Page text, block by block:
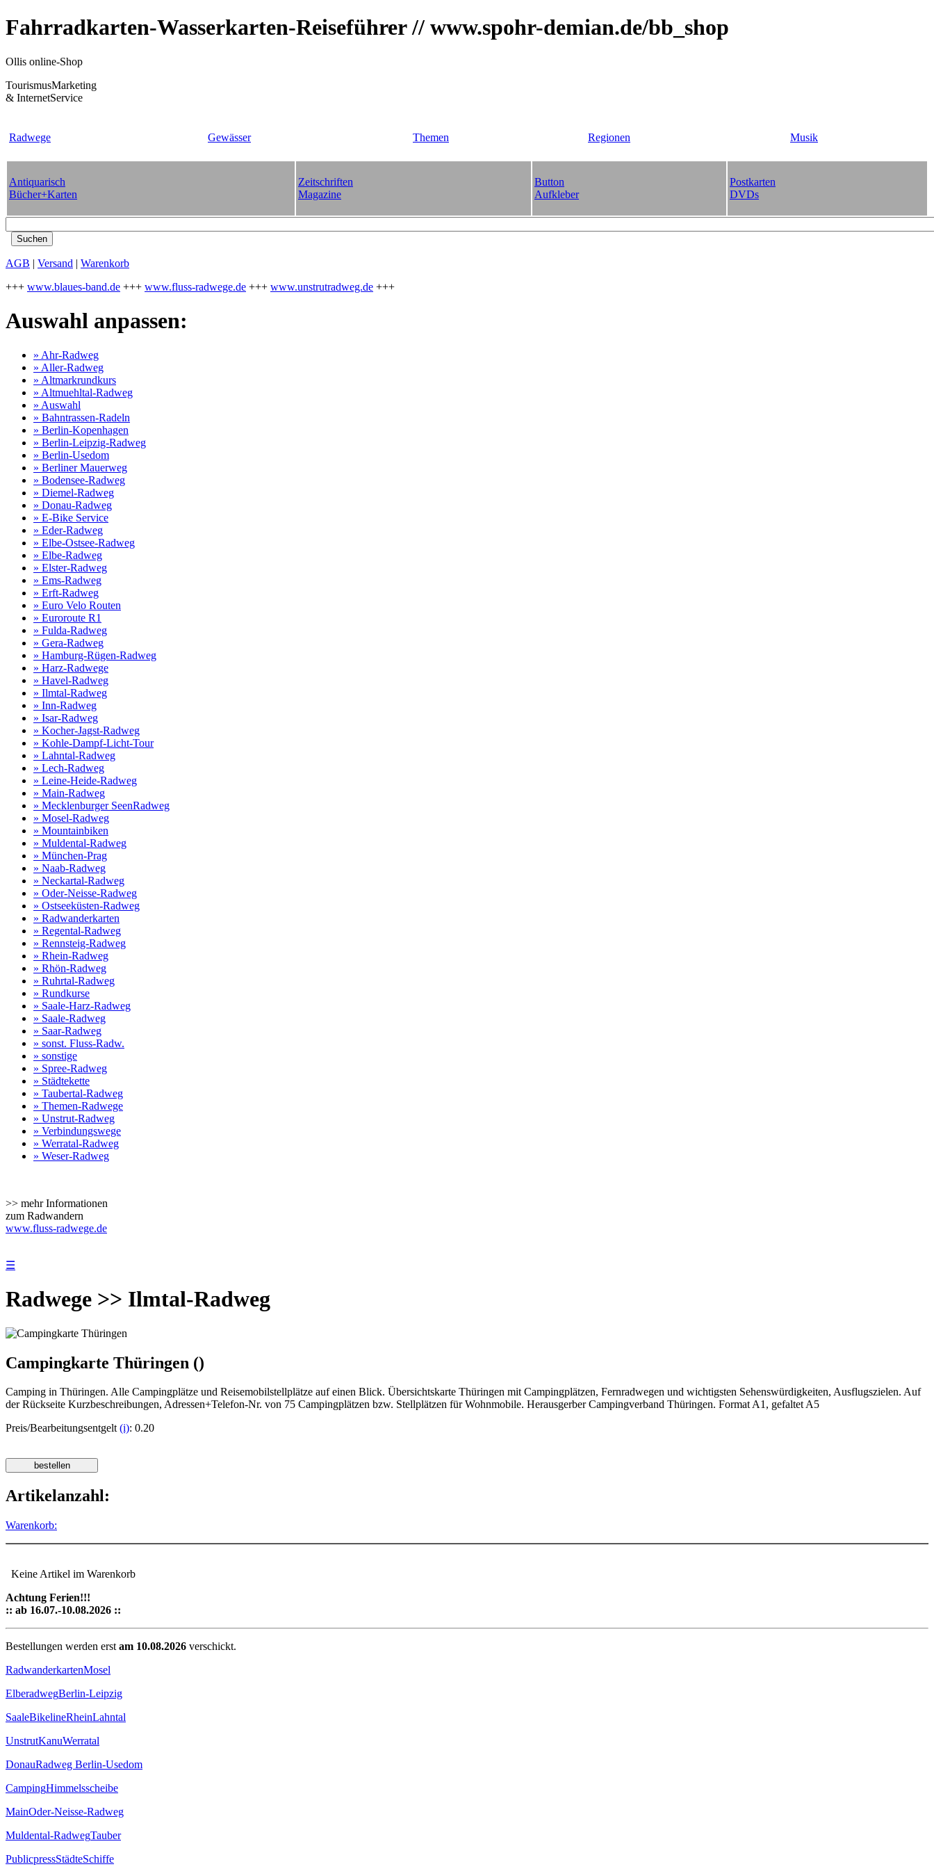
Fahrradkarten-Wasserkarten-Reiseführer // www.spohr-demian.de/bb_shop
Ollis online-Shop
TourismusMarketing
& InternetService
Radwege Gewässer Themen Regionen Musik
Antiquarisch
Bücher+Karten
Zeitschriften
Magazine
Button
Aufkleber
Postkarten
DVDs
AGB | Versand | Warenkorb
+++ www.blaues-band.de +++ www.fluss-radwege.de +++ www.unstrutradweg.de +++
Auswahl anpassen:
» Ahr-Radweg
» Aller-Radweg
» Altmarkrundkurs
» Altmuehltal-Radweg
» Auswahl
» Bahntrassen-Radeln
» Berlin-Kopenhagen
» Berlin-Leipzig-Radweg
» Berlin-Usedom
» Berliner Mauerweg
» Bodensee-Radweg
» Diemel-Radweg
» Donau-Radweg
» E-Bike Service
» Eder-Radweg
» Elbe-Ostsee-Radweg
» Elbe-Radweg
» Elster-Radweg
» Ems-Radweg
» Erft-Radweg
» Euro Velo Routen
» Euroroute R1
» Fulda-Radweg
» Gera-Radweg
» Hamburg-Rügen-Radweg
» Harz-Radwege
» Havel-Radweg
» Ilmtal-Radweg
» Inn-Radweg
» Isar-Radweg
» Kocher-Jagst-Radweg
» Kohle-Dampf-Licht-Tour
» Lahntal-Radweg
» Lech-Radweg
» Leine-Heide-Radweg
» Main-Radweg
» Mecklenburger SeenRadweg
» Mosel-Radweg
» Mountainbiken
» Muldental-Radweg
» München-Prag
» Naab-Radweg
» Neckartal-Radweg
» Oder-Neisse-Radweg
» Ostseeküsten-Radweg
» Radwanderkarten
» Regental-Radweg
» Rennsteig-Radweg
» Rhein-Radweg
» Rhön-Radweg
» Ruhrtal-Radweg
» Rundkurse
» Saale-Harz-Radweg
» Saale-Radweg
» Saar-Radweg
» sonst. Fluss-Radw.
» sonstige
» Spree-Radweg
» Städtekette
» Taubertal-Radweg
» Themen-Radwege
» Unstrut-Radweg
» Verbindungswege
» Werratal-Radweg
» Weser-Radweg
>> mehr Informationen
zum Radwandern
www.fluss-radwege.de
☰
Radwege >> Ilmtal-Radweg
Campingkarte Thüringen ()
Camping in Thüringen. Alle Campingplätze und Reisemobilstellplätze auf einen Blick. Übersichtskarte Thüringen mit Campingplätzen, Fernradwegen und wichtigsten Sehenswürdigkeiten, Ausflugszielen. Auf
der Rückseite Kurzbeschreibungen, Adressen+Telefon-Nr. von 75 Campingplätzen bzw. Stellplätzen für Wohnmobile. Herausgerber Campingverband Thüringen. Format A1, gefaltet A5
Preis/Bearbeitungsentgelt(i): 0.20
Artikelanzahl:
Warenkorb:
Keine Artikel im Warenkorb
Achtung Ferien!!!
:: ab 16.07.-10.08.2026 ::
Bestellungen werden erst am 10.08.2026 verschickt.
RadwanderkartenMosel
ElberadwegBerlin-Leipzig
SaaleBikelineRheinLahntal
UnstrutKanuWerratal
DonauRadweg Berlin-Usedom
CampingHimmelsscheibe
MainOder-Neisse-Radweg
Muldental-RadwegTauber
PublicpressStädteSchiffe